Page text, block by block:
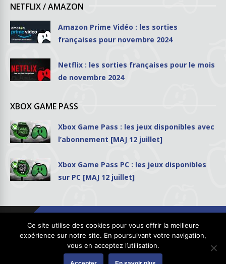
NETFLIX / AMAZON
Amazon Prime Vidéo : les sorties
françaises pour novembre 2024
Netflix : les sorties françaises pour le mois
de novembre 2024
XBOX GAME PASS
Xbox Game Pass : les jeux disponibles avec
l’abonnement [MAJ 12 juillet]
Xbox Game Pass PC : les jeux disponibles
sur PC [MAJ 12 juillet]
Copyright © 2026GhostPool.com . Tous droits réservés.
Ce site utilise des cookies pour vous offrir la meilleure
expérience sur notre site. En poursuivant votre navigation,
vous en acceptez l’utilisation.